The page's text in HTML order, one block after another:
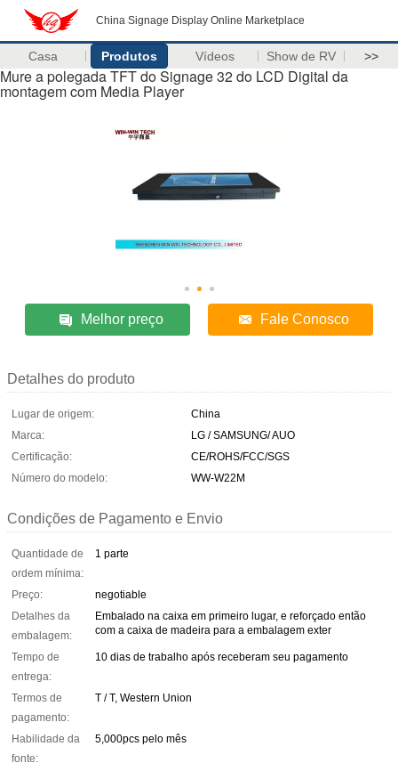
China Signage Display Online Marketplace
Casa Produtos Vídeos Show de RV >>
Mure a polegada TFT do Signage 32 do LCD Digital da
montagem com Media Player
Melhor preço Fale Conosco
Detalhes do produto
Lugar de origem:
China
Marca:
LG / SAMSUNG/ AUO
Certificação:
CE/ROHS/FCC/SGS
Número do modelo:
WW-W22M
Condições de Pagamento e Envio
Quantidade de
ordem mínima:
1 parte
Preço:
negotiable
Detalhes da
embalagem:
Embalado na caixa em primeiro lugar, e reforçado então
com a caixa de madeira para a embalagem exter
Tempo de
entrega:
10 dias de trabalho após receberam seu pagamento
Termos de
pagamento:
T / T, Western Union
Habilidade da
fonte:
5,000pcs pelo mês